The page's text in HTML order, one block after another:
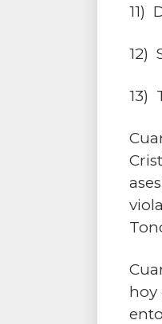
11)
12)
13)
hoy